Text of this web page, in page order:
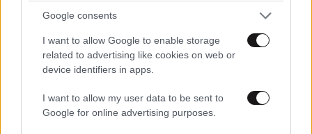
Google consents
I want to allow Google to enable storage
related to advertising like cookies on web or
device identifiers in apps.
I want to allow my user data to be sent to
Google for online advertising purposes.
MARKET NEWS
Ο απόλυτος σύμμαχος στην
ισορροπία